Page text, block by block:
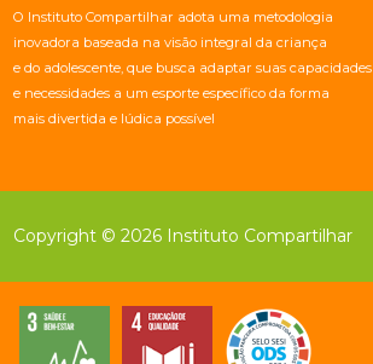
O Instituto Compartilhar adota uma metodologia
inovadora baseada na visão integral da criança
e do adolescente, que busca adaptar suas capacidades
e necessidades a um esporte específico da forma
mais divertida e lúdica possível
Copyright © 2026 Instituto Compartilhar